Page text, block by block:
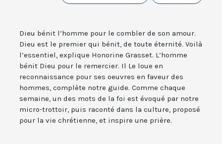
Dieu bénit l’homme pour le combler de son amour.
Dieu est le premier qui bénit, de toute éternité. Voilà
l’essentiel, explique Honorine Grasset. L’homme
bénit Dieu pour le remercier. Il Le loue en
reconnaissance pour ses oeuvres en faveur des
hommes, complète notre guide. Comme chaque
semaine, un des mots de la foi est évoqué par notre
micro-trottoir, puis raconté dans la culture, proposé
pour la vie chrétienne, et inspire une prière.